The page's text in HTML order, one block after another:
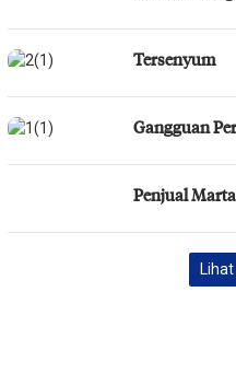
Tersenyum
Gangguan
Penjual